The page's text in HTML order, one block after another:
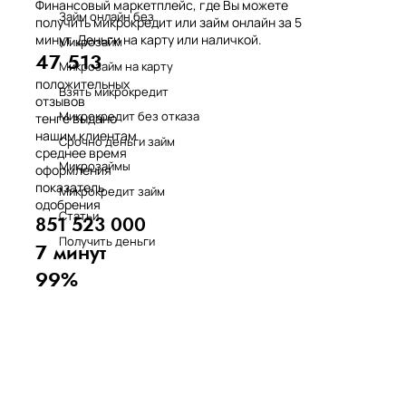
Займ онлайн без
Микрозайм
Микрозайм на карту
Взять микрокредит
Микрокредит без отказа
Срочно деньги займ
Микрозаймы
Микрокредит займ
Статьи
Получить деньги
Финансовый маркетплейс, где Вы можете
получить микрокредит или займ онлайн за 5
минут. Деньги на карту или наличкой.
47 513
положительных
отзывов
тенге выдано
нашим клиентам
среднее время
оформления
показатель
одобрения
851 523 000
7 минут
99%